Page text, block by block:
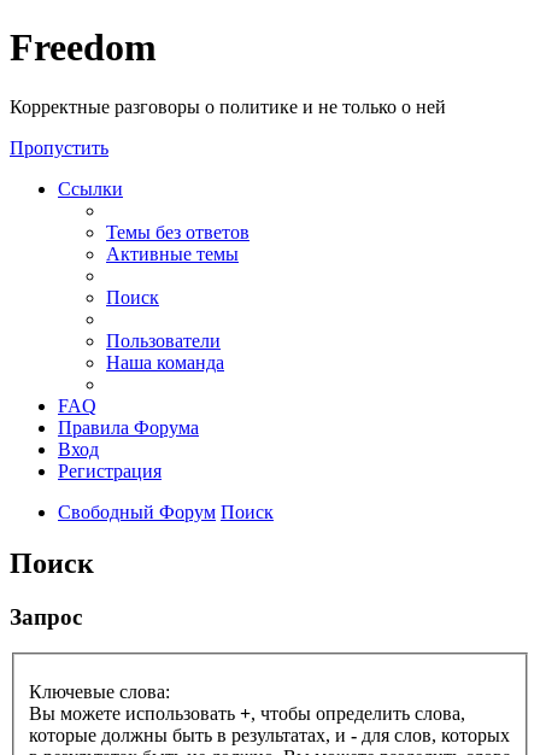
Freedom
Корректные разговоры о политике и не только о ней
Пропустить
Ссылки
Темы без ответов
Активные темы
Поиск
Пользователи
Наша команда
FAQ
Правила Форума
Вход
Регистрация
Свободный Форум Поиск
Поиск
Запрос
Ключевые слова:
Вы можете использовать +, чтобы определить слова,
которые должны быть в результатах, и - для слов, которых